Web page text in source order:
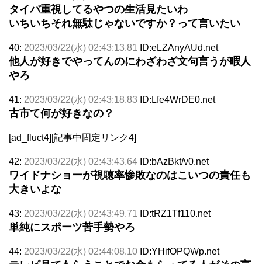
タイパ重視してるやつの生活見たいわ
いちいちそれ無駄じゃないですか？って言いたい
40: 2023/03/22(水) 02:43:13.81 ID:eLZAnyAUd.net
他人が好きでやってんのにわざわざ文句言うが暇人
やろ
41: 2023/03/22(水) 02:43:18.83 ID:Lfe4WrDE0.net
古市て何が好きなの？
[ad_fluct4][記事中固定リンク4]
42: 2023/03/22(水) 02:43:43.64 ID:bAzBkt/v0.net
ワイドナショーが視聴率惨敗なのはこいつの責任も
大きいよな
43: 2023/03/22(水) 02:43:49.71 ID:tRZ1Tf110.net
単純にスポーツ苦手勢やろ
44: 2023/03/22(水) 02:44:08.10 ID:YHifOPQWp.net